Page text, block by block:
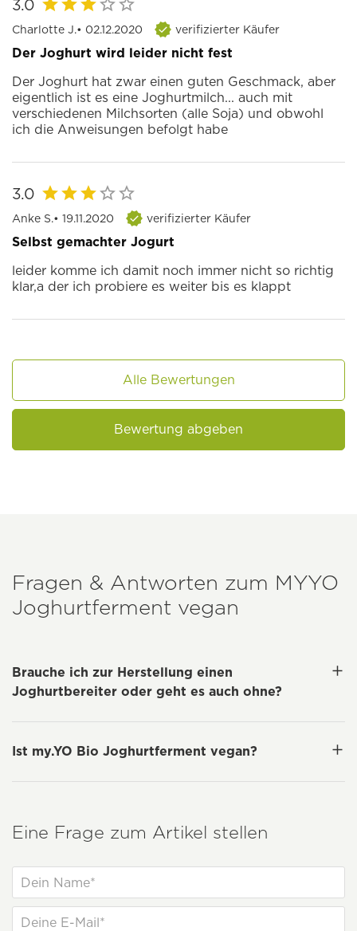
3.0
Charlotte J.• 02.12.2020 verifizierter Käufer
Der Joghurt wird leider nicht fest
Der Joghurt hat zwar einen guten Geschmack, aber
eigentlich ist es eine Joghurtmilch... auch mit
verschiedenen Milchsorten (alle Soja) und obwohl
ich die Anweisungen befolgt habe
3.0
Anke S.• 19.11.2020 verifizierter Käufer
Selbst gemachter Jogurt
leider komme ich damit noch immer nicht so richtig
klar,a der ich probiere es weiter bis es klappt
Alle Bewertungen
Bewertung abgeben
Fragen & Antworten zum MYYO
Joghurtferment vegan
Brauche ich zur Herstellung einen
Joghurtbereiter oder geht es auch ohne?
Ist my.YO Bio Joghurtferment vegan?
Eine Frage zum Artikel stellen